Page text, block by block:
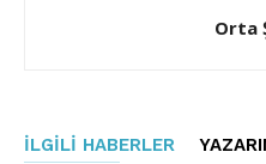
Orta
İLGILI HABERLER